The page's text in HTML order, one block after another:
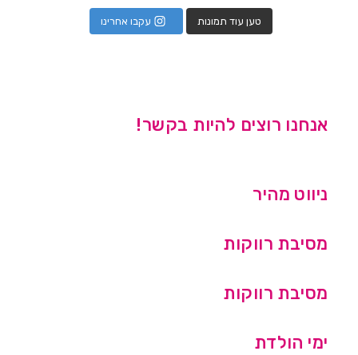
טען עוד תמונות עקבו אחרינו
אנחנו רוצים להיות בקשר!
ניווט מהיר
מסיבת רווקות
מסיבת רווקות
ימי הולדת